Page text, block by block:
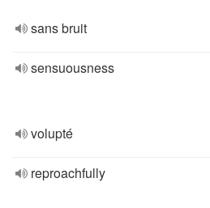
sans bruit
sensuousness
volupté
reproachfully